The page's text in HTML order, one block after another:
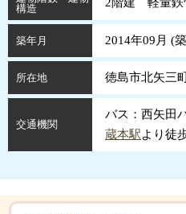
構造
築年月 2014年09月 (築
所在地 徳島市北矢三
交通機関
バス：西矢田
蔵本駅より徒